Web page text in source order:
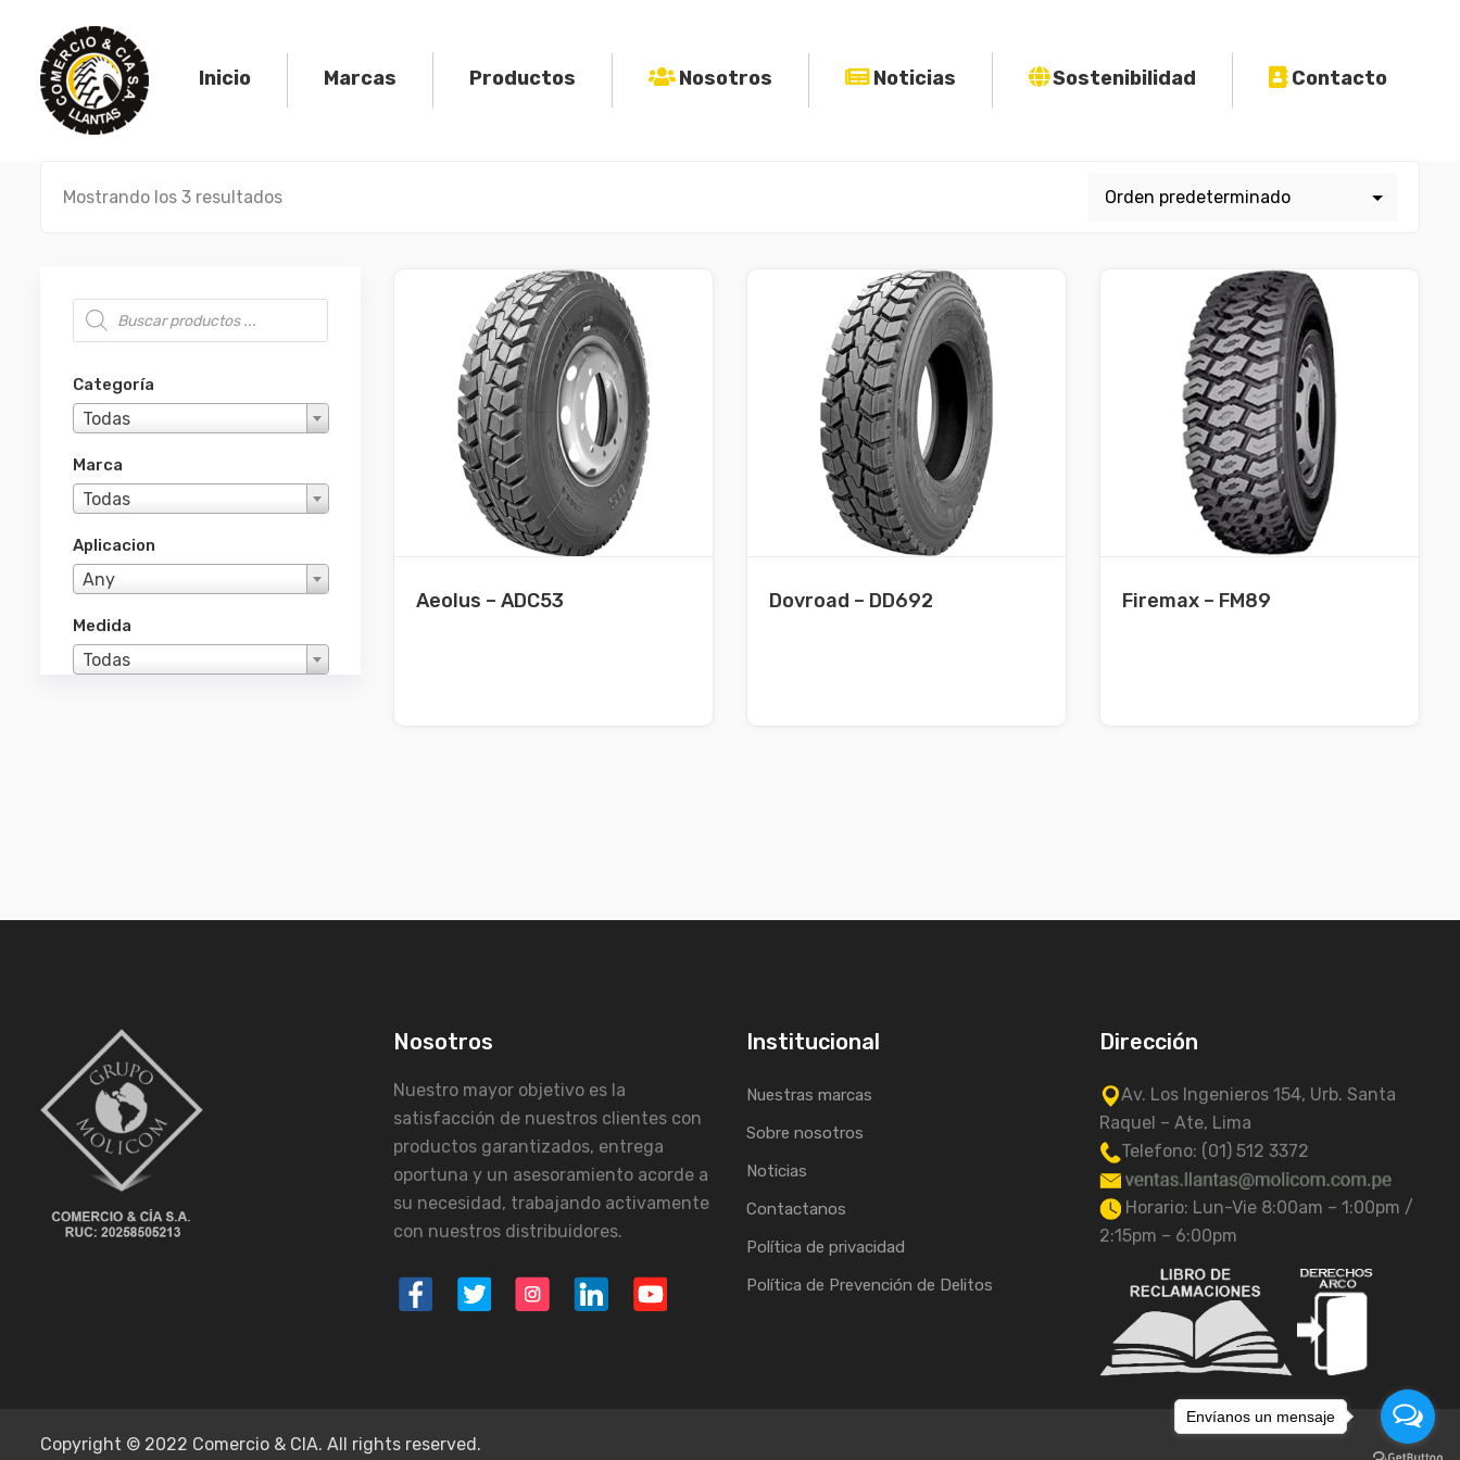
content
Inicio Marcas Productos Nosotros Noticias Sostenibilidad Contacto
Mostrando los 3 resultados
Búsqueda de productos
Categoría
Todas
Marca
Todas
Aplicacion
Any
Medida
Todas
Aeolus – ADC53 Dovroad – DD692 Firemax – FM89
Nosotros
Nuestro mayor objetivo es la
satisfacción de nuestros clientes con
productos garantizados, entrega
oportuna y un asesoramiento acorde a
su necesidad, trabajando activamente
con nuestros distribuidores.
Institucional
Nuestras marcas
Sobre nosotros
Noticias
Contactanos
Política de privacidad
Política de Prevención de Delitos
Dirección
Av. Los Ingenieros 154, Urb. Santa
Raquel – Ate, Lima
Telefono: (01) 512 3372
Horario: Lun-Vie 8:00am – 1:00pm /
2:15pm – 6:00pm
Copyright © 2022 Comercio & CIA. All rights reserved.
Envíanos un mensaje